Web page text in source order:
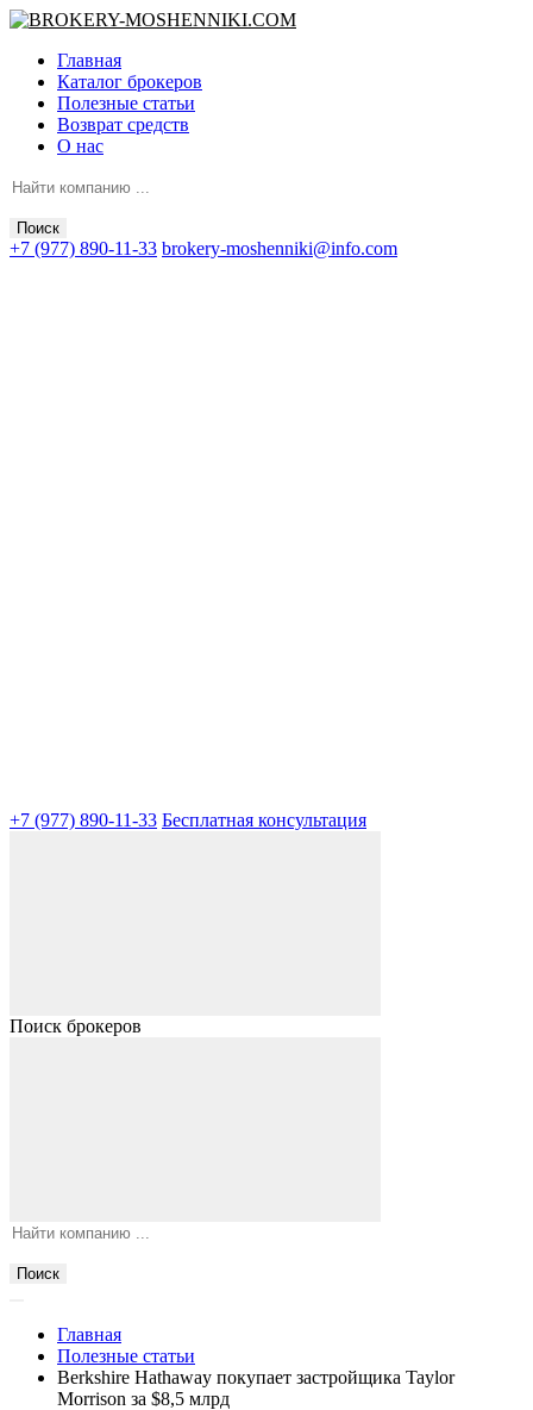
Главная
Каталог брокеров
Полезные статьи
Возврат средств
О нас
Поиск
+7 (977) 890-11-33 brokery-moshenniki@info.com
+7 (977) 890-11-33 Бесплатная консультация
Поиск брокеров
Поиск
Главная
Полезные статьи
Berkshire Hathaway покупает застройщика Taylor
Morrison за $8,5 млрд